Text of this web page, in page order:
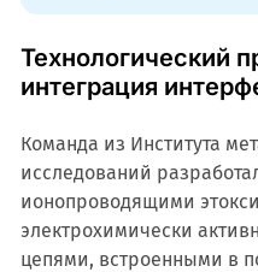
Технологический
интеграция
Команда из Института
исследований
ионопроводящими
электрохимически
цепями, встроенными в